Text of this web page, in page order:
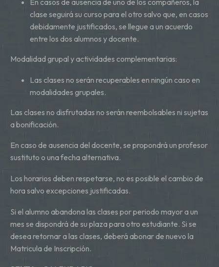
En casos de ausencia de uno de los compañeros, la
clase seguirá su curso para el otro salvo que, en casos
debidamente justificados, se llegue a un acuerdo
entre los dos alumnos y docente.
Modalidad grupal y actividades complementarias:
Las clases no serán recuperables en ningún caso en
modalidades grupales.
Las clases no disfrutadas no serán reembolsables ni sujetas
a bonificación.
En caso de ausencia del docente, se propondrá un profesor
sustituto o una fecha alternativa.
Los horarios deben respetarse, no es posible el cambio de
hora salvo excepciones justificadas.
Si el alumno abandona las clases por periodo mayor a un
mes se dispondrá de su plaza para otro estudiante. Si se
desea retornar a las clases, deberá abonar de nuevo la
Matricula de Inscripción.